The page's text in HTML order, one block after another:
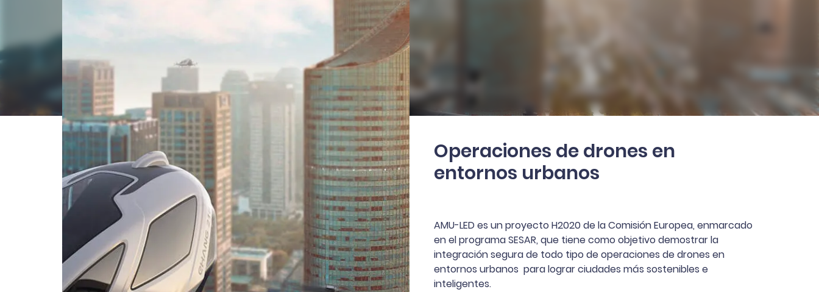
Operaciones de drones en
entornos urbanos
AMU-LED es un proyecto H2020 de la Comisión Europea, enmarcado
en el programa SESAR, que tiene como objetivo demostrar la
integración segura de todo tipo de operaciones de drones en
entornos urbanos para lograr ciudades más sostenibles e
inteligentes.